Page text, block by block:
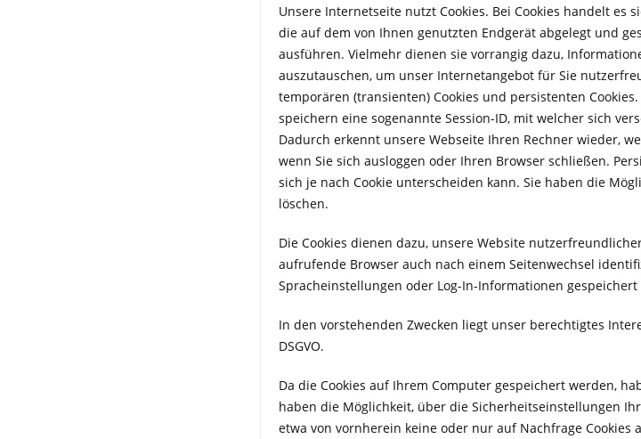
Unsere Internetseite nutzt Cookies. Bei Cookies handelt es
die auf dem von Ihnen genutzten Endgerät abgelegt und
ausführen. Vielmehr dienen sie vorrangig dazu,
auszutauschen, um unser Internetangebot für Sie
temporären (transienten) Cookies und persistenten
speichern eine sogenannte Session-ID, mit welcher sich
Dadurch erkennt unsere Webseite Ihren Rechner wieder,
wenn Sie sich ausloggen oder Ihren Browser schließen.
sich je nach Cookie unterscheiden kann. Sie haben die
löschen.
Die Cookies dienen dazu, unsere Website
aufrufende Browser auch nach einem Seitenwechsel
Spracheinstellungen oder Log-In-Informationen gespeichert
In den vorstehenden Zwecken liegt unser berechtigtes
DSGVO.
Da die Cookies auf Ihrem Computer gespeichert werden,
haben die Möglichkeit, über die Sicherheitseinstellungen
etwa von vornherein keine oder nur auf Nachfrage Cookies